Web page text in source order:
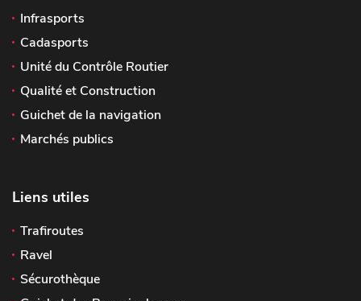
Infrasports
Cadasports
Unité du Contrôle Routier
Qualité et Construction
Guichet de la navigation
Marchés publics
Liens utiles
Trafiroutes
Ravel
Sécurothèque